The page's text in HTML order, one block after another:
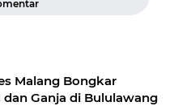
Malang Bongkar
dan Ganja di Bululawang